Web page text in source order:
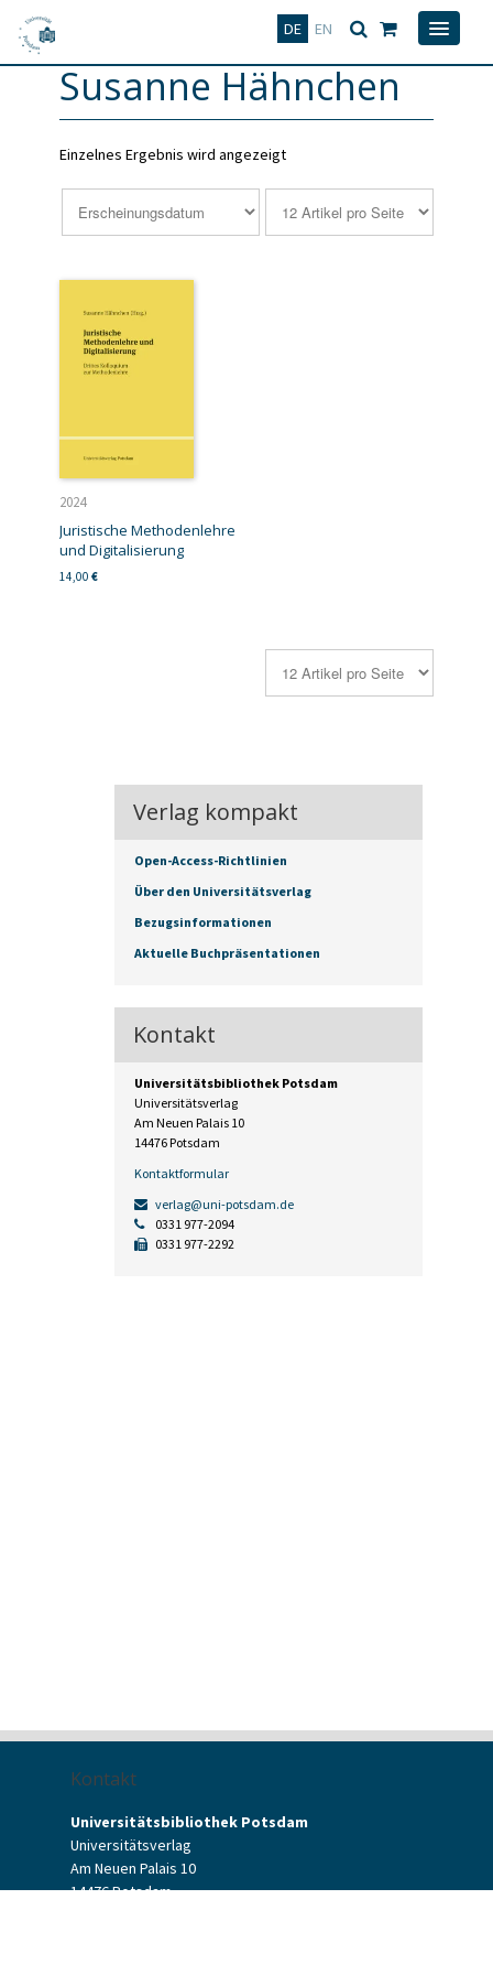
DE EN
Deutsch
Susanne Hähnchen
Einzelnes Ergebnis wird angezeigt
2024
Juristische Methodenlehre
und Digitalisierung
14,00 €
Verlag kompakt
Open-Access-Richtlinien
Über den Universitätsverlag
Bezugsinformationen
Aktuelle Buchpräsentationen
Kontakt
Universitätsbibliothek Potsdam
Universitätsverlag
Am Neuen Palais 10
14476 Potsdam
Kontaktformular
verlag@uni-potsdam.de
0331 977-2094
0331 977-2292
Kontakt
Universitätsbibliothek Potsdam
Universitätsverlag
Am Neuen Palais 10
14476 Potsdam